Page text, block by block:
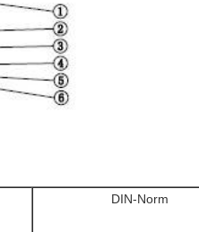
DIN-Norm